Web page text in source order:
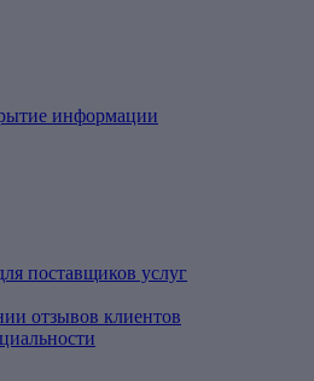
информации
поставщиков услуг
отзывов клиентов